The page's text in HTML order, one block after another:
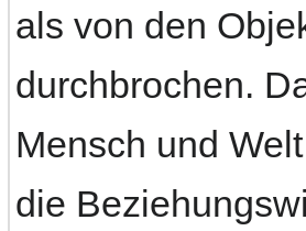
als von den
durchbrochen.
Mensch und
die